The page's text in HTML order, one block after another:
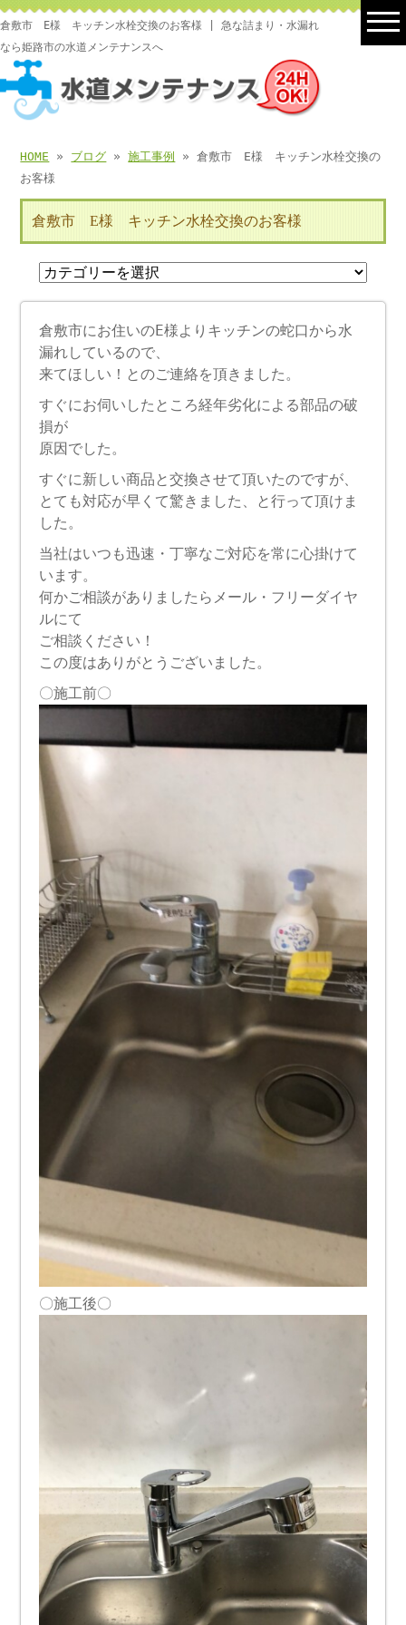
倉敷市 E様 キッチン水栓交換のお客様 | 急な詰まり・水漏れ
なら姫路市の水道メンテナンスへ
HOME » ブログ »施工事例
» 倉敷市 E様 キッチン水栓交換の
お客様
倉敷市 E様 キッチン水栓交換のお客様
倉敷市にお住いのE様よりキッチンの蛇口から水
漏れしているので、
来てほしい！とのご連絡を頂きました。
すぐにお伺いしたところ経年劣化による部品の破
損が
原因でした。
すぐに新しい商品と交換させて頂いたのですが、
とても対応が早くて驚きました、と行って頂けま
した。
当社はいつも迅速・丁寧なご対応を常に心掛けて
います。
何かご相談がありましたらメール・フリーダイヤ
ルにて
ご相談ください！
この度はありがとうございました。
〇施工前〇
〇施工後〇